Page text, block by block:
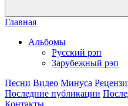
Главная
Альбомы
Русский рэп
Зарубежный рэп
Песни Видео Минуса
Последние публикации
Контакты